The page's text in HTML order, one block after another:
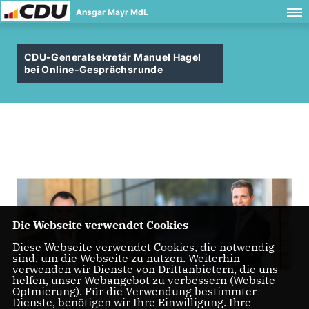
Ansgar Mayr MdL
CDU-Generalsekretär Manuel Hagel
bei Online-Gesprächsrunde
Die Webseite verwendet Cookies
Diese Webseite verwendet Cookies, die notwendig
sind, um die Webseite zu nutzen. Weiterhin
verwenden wir Dienste von Drittanbietern, die uns
helfen, unser Webangebot zu verbessern (Website-
Optmierung). Für die Verwendung bestimmter
Dienste, benötigen wir Ihre Einwilligung. Ihre